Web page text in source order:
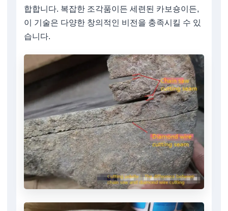
합합니다. 복잡한 조각품이든 세련된 카보숑이든,
이 기술은 다양한 창의적인 비전을 충족시킬 수 있
습니다.